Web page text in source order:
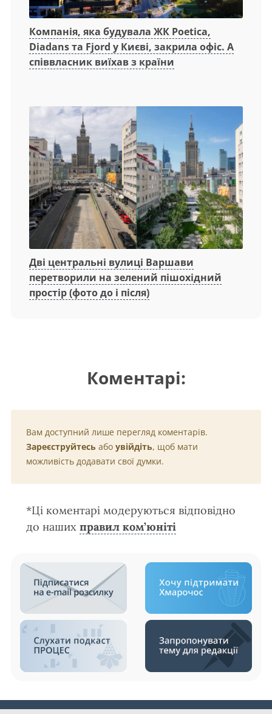
Компанія, яка будувала ЖК Poetica,
Diadans та Fjord у Києві, закрила офіс. А
співвласник виїхав з країни
Дві центральні вулиці Варшави
перетворили на зелений пішохідний
простір (фото до і після)
Коментарі:
Вам доступний лише перегляд коментарів.
Зареєструйтесь або увійдіть, щоб мати
можливість додавати свої думки.
*Ці коментарі модеруються відповідно
до наших правил ком’юніті